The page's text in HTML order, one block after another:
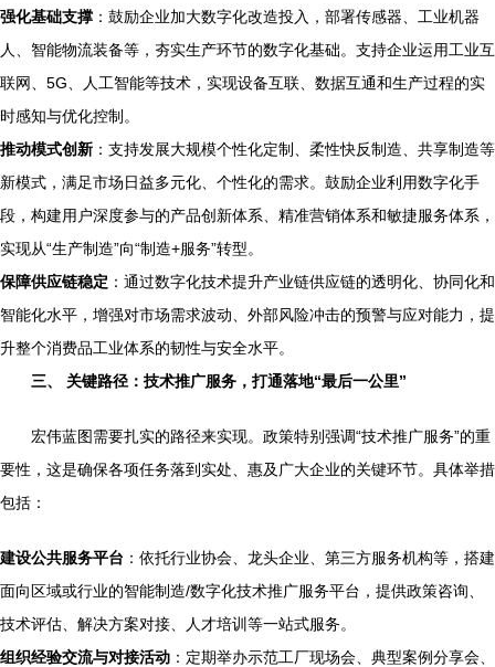
强化基础支撑 ：鼓励企业加大数字化改造投入，部署传感器、工业机器
人、智能物流装备等，夯实生产环节的数字化基础。支持企业运用工业互
联网、5G、人工智能等技术，实现设备互联、数据互通和生产过程的实
时感知与优化控制。
推动模式创新 ：支持发展大规模个性化定制、柔性快反制造、共享制造等
新模式，满足市场日益多元化、个性化的需求。鼓励企业利用数字化手
段，构建用户深度参与的产品创新体系、精准营销体系和敏捷服务体系，
实现从“生产制造”向“制造+服务”转型。
保障供应链稳定 ：通过数字化技术提升产业链供应链的透明化、协同化和
智能化水平，增强对市场需求波动、外部风险冲击的预警与应对能力，提
升整个消费品工业体系的韧性与安全水平。
三、 关键路径：技术推广服务，打通落地“最后一公里”
宏伟蓝图需要扎实的路径来实现。政策特别强调“技术推广服务”的重
要性，这是确保各项任务落到实处、惠及广大企业的关键环节。具体举措
包括：
建设公共服务平台 ：依托行业协会、龙头企业、第三方服务机构等，搭建
面向区域或行业的智能制造/数字化技术推广服务平台，提供政策咨询、
技术评估、解决方案对接、人才培训等一站式服务。
组织经验交流与对接活动 ：定期举办示范工厂现场会、典型案例分享会、